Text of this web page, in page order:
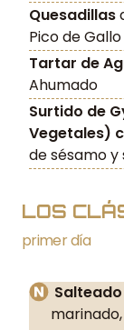
Quesadillas
Pico de
Tartar de
Ahumado
Surtido de
Vegetales)
de sésamo
LOS
primer día